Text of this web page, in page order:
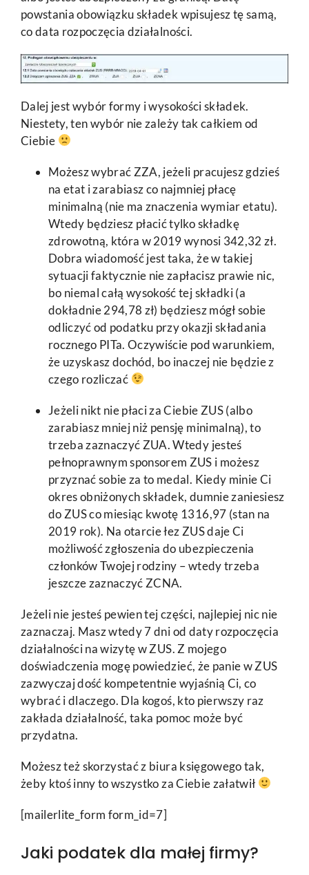
powstania obowiązku składek wpisujesz tę samą,
co data rozpoczęcia działalności.
Dalej jest wybór formy i wysokości składek.
Niestety, ten wybór nie zależy tak całkiem od
Ciebie
Możesz wybrać ZZA, jeżeli pracujesz gdzieś
na etat i zarabiasz co najmniej płacę
minimalną (nie ma znaczenia wymiar etatu).
Wtedy będziesz płacić tylko składkę
zdrowotną, która w 2019 wynosi 342,32 zł.
Dobra wiadomość jest taka, że w takiej
sytuacji faktycznie nie zapłacisz prawie nic,
bo niemal całą wysokość tej składki (a
dokładnie 294,78 zł) będziesz mógł sobie
odliczyć od podatku przy okazji składania
rocznego PITa. Oczywiście pod warunkiem,
że uzyskasz dochód, bo inaczej nie będzie z
czego rozliczać
Jeżeli nikt nie płaci za Ciebie ZUS (albo
zarabiasz mniej niż pensję minimalną), to
trzeba zaznaczyć ZUA. Wtedy jesteś
pełnoprawnym sponsorem ZUS i możesz
przyznać sobie za to medal. Kiedy minie Ci
okres obniżonych składek, dumnie zaniesiesz
do ZUS co miesiąc kwotę 1316,97 (stan na
2019 rok). Na otarcie łez ZUS daje Ci
możliwość zgłoszenia do ubezpieczenia
członków Twojej rodziny – wtedy trzeba
jeszcze zaznaczyć ZCNA.
Jeżeli nie jesteś pewien tej części, najlepiej nic nie
zaznaczaj. Masz wtedy 7 dni od daty rozpoczęcia
działalności na wizytę w ZUS. Z mojego
doświadczenia mogę powiedzieć, że panie w ZUS
zazwyczaj dość kompetentnie wyjaśnią Ci, co
wybrać i dlaczego. Dla kogoś, kto pierwszy raz
zakłada działalność, taka pomoc może być
przydatna.
Możesz też skorzystać z biura księgowego tak,
żeby ktoś inny to wszystko za Ciebie załatwił
[mailerlite_form form_id=7]
Jaki podatek dla małej firmy?